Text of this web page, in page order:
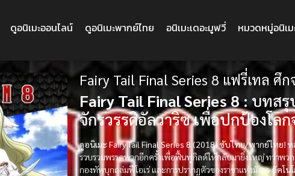
ดูอนิเมะออนไลน์ ดูอนิเมะพากย์ไทย อนิเมะเดอะมูฟวี่ หมวดหมู่อนิเม
Fairy Tail Final Series 8 แฟรี่เทล ศึ
Fairy Tail Final Series 8 :บทสรุ
จักรวรรดิอัลวาริซ เพื่อปกป้องโลก
ดูอนิเมะ Fairy Tail Final Series 8 (2018) ซับไทย/พากย์ไทย! ห
รวบรวมพรรคพวกอีกครั้งเพื่อฟื้นฟูกิลด์ให้กลับมายิ่งใหญ่ ทว่าพว
กองทัพบุกถล่มฟีโอเร่ และการปรากฏตัวของราชาแห่งมังกรอัคโนโ